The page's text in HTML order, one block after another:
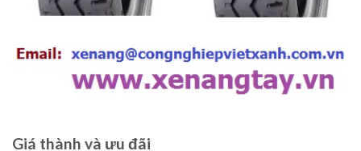
Giá thành và ưu đãi